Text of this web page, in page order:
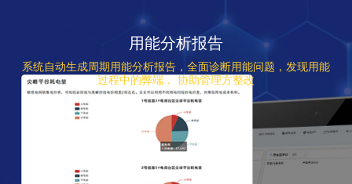
用能分析报告
系统自动生成周期用能分析报告，全面诊断用能问题，发现用能
过程中的弊端， 协助管理方整改